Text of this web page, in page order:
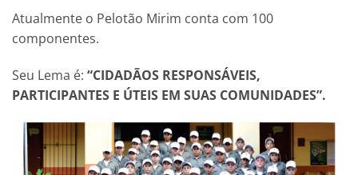
Atualmente o Pelotão Mirim conta com 100
componentes.
Seu Lema é: “CIDADÃOS RESPONSÁVEIS,
PARTICIPANTES E ÚTEIS EM SUAS COMUNIDADES”.